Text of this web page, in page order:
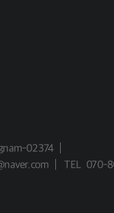
02374
TEL 070-